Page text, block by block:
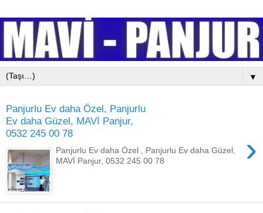
▼
Panjurlu Ev daha Özel, Panjurlu
Ev daha Güzel, MAVİ Panjur,
0532 245 00 78
›
Panjurlu Ev daha Özel , Panjurlu Ev daha Güzel,
MAVİ Panjur, 0532 245 00 78